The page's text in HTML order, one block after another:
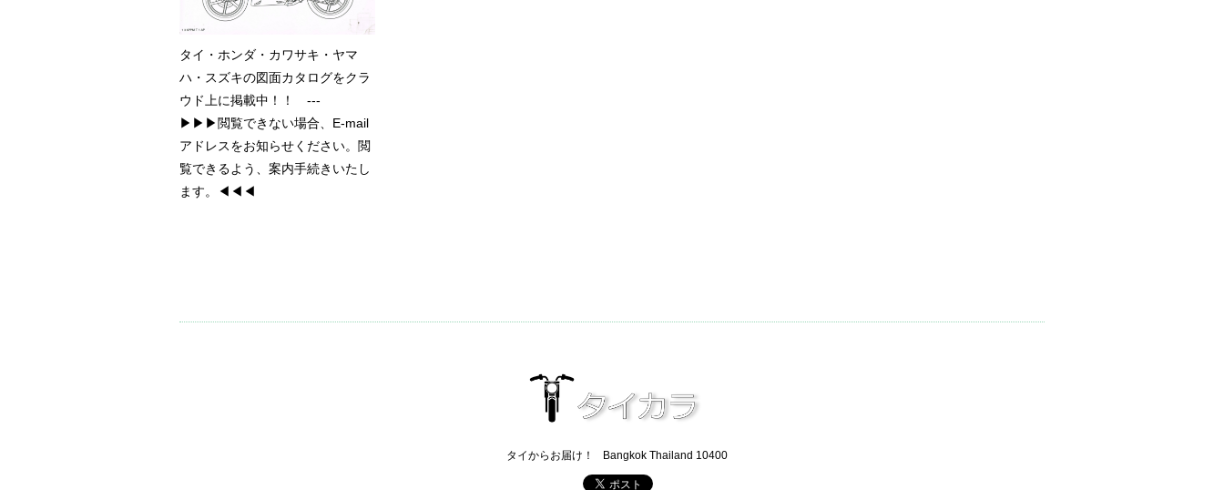
タイ・ホンダ・カワサキ・ヤマ
ハ・スズキの図面カタログをクラ
ウド上に掲載中！！ ---
▶▶▶閲覧できない場合、E-mail
アドレスをお知らせください。閲
覧できるよう、案内手続きいたし
ます。◀◀◀
タイからお届け！ Bangkok Thailand 10400